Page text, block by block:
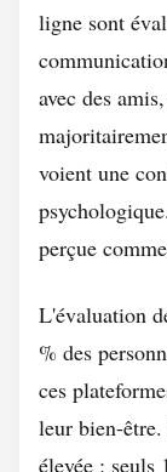
ligne sont
avec des
voient une
perçue
L'évaluation
% des
ces
leur bien-
élevée : seuls